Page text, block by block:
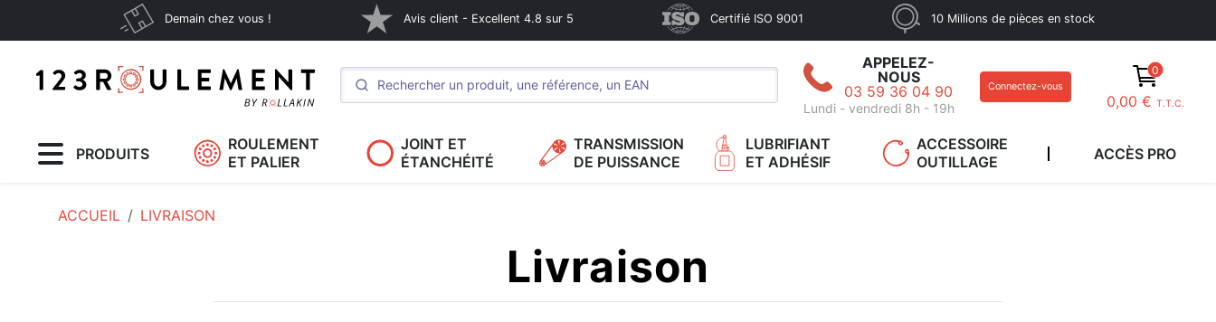
Demain chez vous ! Avis client - Excellent 4.8 sur 5 Certifié ISO 9001 10 Millions de pièces en stock
APPELEZ-
NOUS
03 59 36 04 90
Lundi - vendredi 8h - 19h
Connectez-vous
0
0,00 € T.T.C.
PRODUITS
ROULEMENT
ET PALIER
JOINT ET
ÉTANCHÉITÉ
TRANSMISSION
DE PUISSANCE
LUBRIFIANT
ET ADHÉSIF
ACCESSOIRE
OUTILLAGE
ACCÈS PRO
ACCUEIL LIVRAISON
Livraison